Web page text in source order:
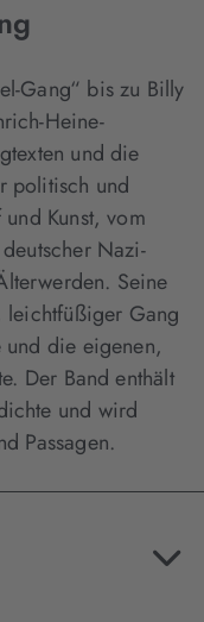
Gang“ bis zu Billy
Heine-
und die
politisch und
Kunst, vom
Nazi-
Seine
leichtfüßiger Gang
die eigenen,
Der Band enthält
und wird
Passagen.